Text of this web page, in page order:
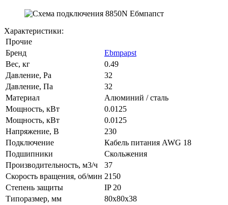
Характеристики:
Прочие
Бренд
Ebmpapst
Вес, кг
0.49
Давление, Pa
32
Давление, Па
32
Материал
Алюминий / сталь
Мощность, кВт
0.0125
Мощность, кВт
0.0125
Напряжение, В
230
Подключение
Кабель питания AWG 18
Подшипники
Скольжения
Производительность, м3/ч
37
Скорость вращения, об/мин 2150
Степень защиты
IP 20
Типоразмер, мм
80x80x38